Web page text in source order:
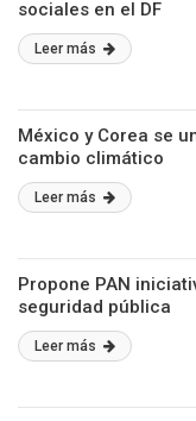
sociales en el DF
Leer más
México y Corea se
cambio climático
Leer más
Propone PAN
seguridad pública
Leer más